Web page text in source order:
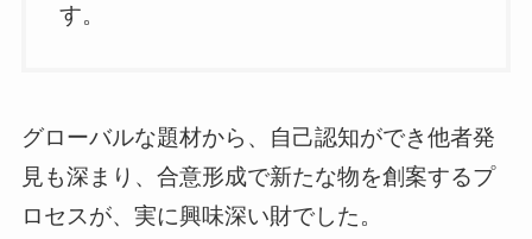
す。
グローバルな題材から、自己認知ができ他者発
見も深まり、合意形成で新たな物を創案するプ
ロセスが、実に興味深い財でした。